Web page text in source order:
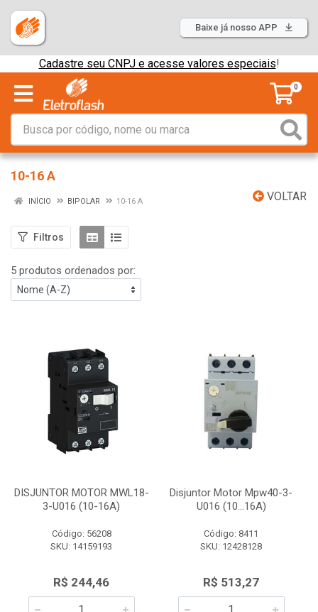
Baixe já nosso APP
Cadastre seu CNPJ e acesse valores especiais!
0
10-16 A
VOLTAR
INÍCIO BIPOLAR 10-16 A
Filtros
5 produtos ordenados por:
DISJUNTOR MOTOR MWL18-
3-U016 (10-16A)
Código: 56208
SKU: 14159193
R$ 244,46
Disjuntor Motor Mpw40-3-
U016 (10...16A)
Código: 8411
SKU: 12428128
R$ 513,27